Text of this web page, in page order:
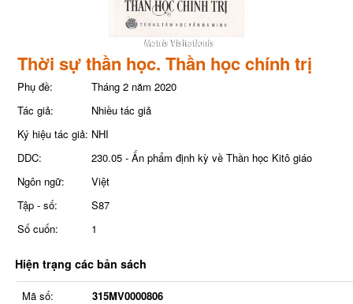
Thời sự thần học. Thần học chính trị
Phụ đề:
Tháng 2 năm 2020
Tác giả:
Nhiều tác giả
Ký hiệu tác giả: NHI
DDC:
230.05 - Ấn phẩm định kỳ về Thần học Kitô giáo
Ngôn ngữ:
Việt
Tập - số:
S87
Số cuốn:
1
Hiện trạng các bản sách
Mã số:
315MV0000806